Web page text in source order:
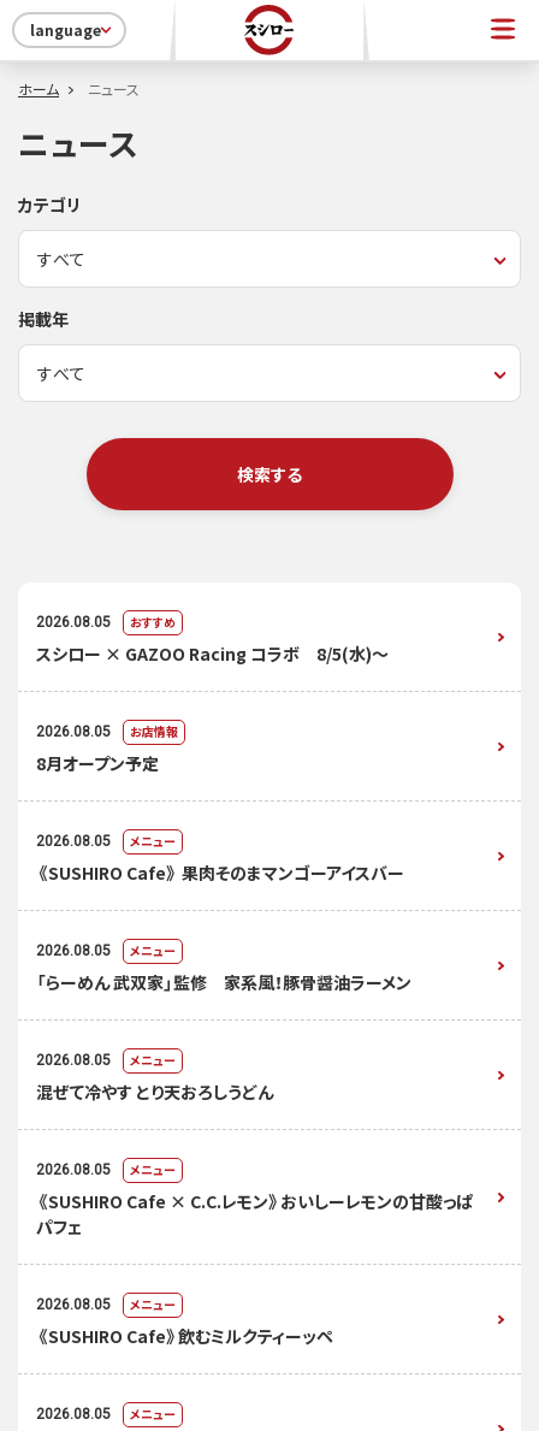
language
ホーム ニュース
ニュース
カテゴリ
掲載年
検索する
2026.08.05 おすすめ
スシロー × GAZOO Racing コラボ 8/5(水)～
2026.08.05 お店情報
8月オープン予定
2026.08.05 メニュー
《SUSHIRO Cafe》 果肉そのまマンゴーアイスバー
2026.08.05 メニュー
「らーめん 武双家」監修 家系風！豚骨醤油ラーメン
2026.08.05 メニュー
混ぜて冷やす とり天おろしうどん
2026.08.05 メニュー
《SUSHIRO Cafe × C.C.レモン》おいしーレモンの甘酸っぱ
パフェ
2026.08.05 メニュー
《SUSHIRO Cafe》飲むミルクティーッペ
2026.08.05 メニュー